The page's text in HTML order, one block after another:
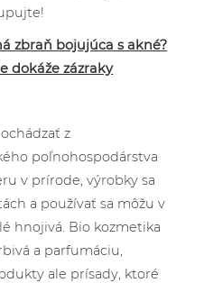
zbraň bojujúca s akné?
dokáže zázraky
z
poľnohospodárstva
v prírode, výrobky sa
a používať sa môžu v
hnojivá. Bio kozmetika
a parfumáciu,
ale prísady, ktoré